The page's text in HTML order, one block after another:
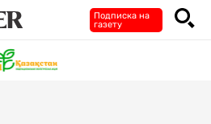
Подписка на
газету